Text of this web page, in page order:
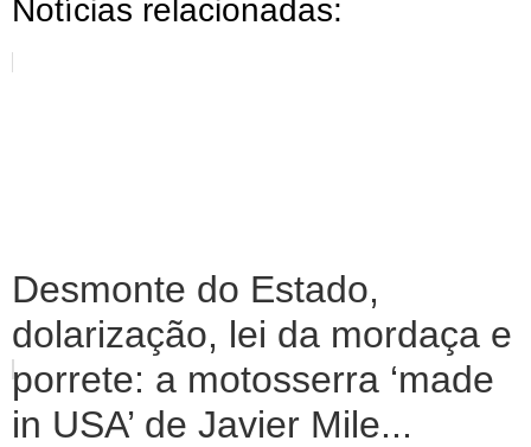
Notícias relacionadas:
Desmonte do Estado,
dolarização, lei da mordaça e
porrete: a motosserra ‘made
in USA’ de Javier Mile...